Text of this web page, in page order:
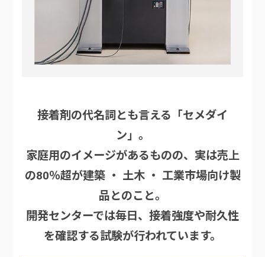
接着剤の代名詞とも言える「セメダイ
ン」。
家庭用のイメージがあるものの、実は売上
の80％超が建築 ・ 土木 ・ 工業市場向け製
品とのこと。
開発センターでは毎日、接着強度や耐久性
を確認する試験が行われています。